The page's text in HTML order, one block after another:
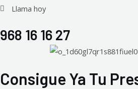
Llama hoy
968 16 16 27
Consigue Ya Tu